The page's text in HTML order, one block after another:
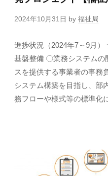
2024年10月31日 by 福祉局
進捗状況（2024年7～9月）
基盤整備 〇業務システムの
スを提供する事業者の事務
システム構築を目指し、部
務フローや様式等の標準化